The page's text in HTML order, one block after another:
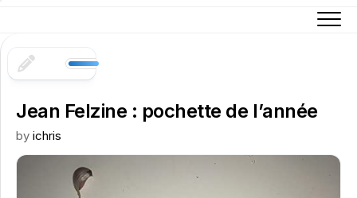
content
Jean Felzine : pochette de l’année
by ichris